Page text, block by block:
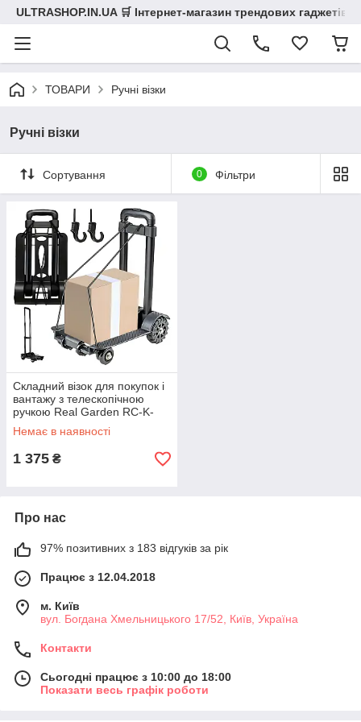
ULTRASHOP.IN.UA 🛒 Інтернет-магазин трендових гаджетів
ТОВАРИ Ручні візки
Ручні візки
Сортування 0 Фільтри
Складний візок для покупок і
вантажу з телескопічною
ручкою Real Garden RC-K-
1342 до 40 кг платформа: 23
x 23 см
Немає в наявності
1 375 ₴
Про нас
97% позитивних з 183 відгуків за рік
Працює з 12.04.2018
м. Київ
вул. Богдана Хмельницького 17/52, Київ, Україна
Контакти
Сьогодні працює з 10:00 до 18:00
Показати весь графік роботи